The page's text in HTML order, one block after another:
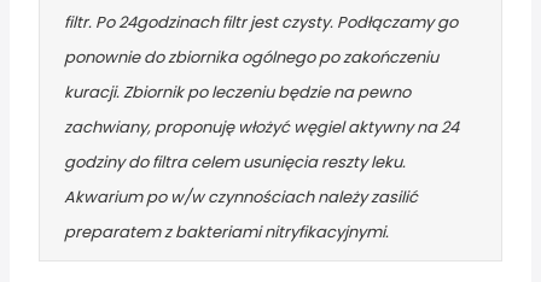
filtr. Po 24godzinach filtr jest czysty. Podłączamy go
ponownie do zbiornika ogólnego po zakończeniu
kuracji. Zbiornik po leczeniu będzie na pewno
zachwiany, proponuję włożyć węgiel aktywny na 24
godziny do filtra celem usunięcia reszty leku.
Akwarium po w/w czynnościach należy zasilić
preparatem z bakteriami nitryfikacyjnymi.